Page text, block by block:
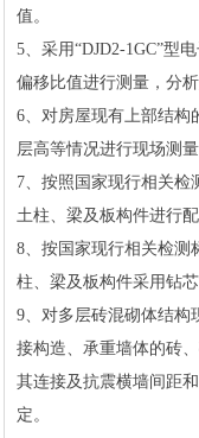
值。
5、采用“DJD2-1GC”型
偏移比值进行测量，分
6、对房屋现有上部结构
层高等情况进行现场测
7、按照国家现行相关检
土柱、梁及板构件进行
8、按国家现行相关检测
柱、梁及板构件采用钻
9、对多层砖混砌体结构
接构造、承重墙体的砖
其连接及抗震横墙间距
定。